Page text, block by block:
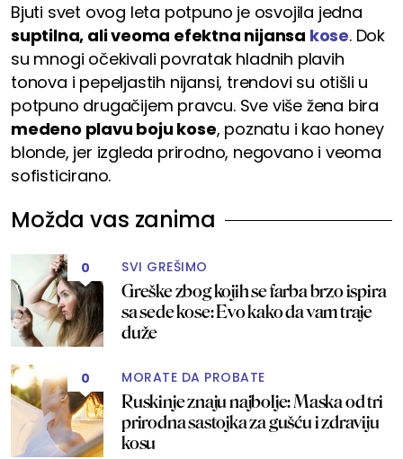
Bjuti svet ovog leta potpuno je osvojila jedna
suptilna, ali veoma efektna nijansa kose. Dok
su mnogi očekivali povratak hladnih plavih
tonova i pepeljastih nijansi, trendovi su otišli u
potpuno drugačijem pravcu. Sve više žena bira
medeno plavu boju kose, poznatu i kao honey
blonde, jer izgleda prirodno, negovano i veoma
sofisticirano.
Možda vas zanima
0 SVI GREŠIMO
Greške zbog kojih se farba brzo ispira
sa sede kose: Evo kako da vam traje
duže
0 MORATE DA PROBATE
Ruskinje znaju najbolje: Maska od tri
prirodna sastojka za gušću i zdraviju
kosu